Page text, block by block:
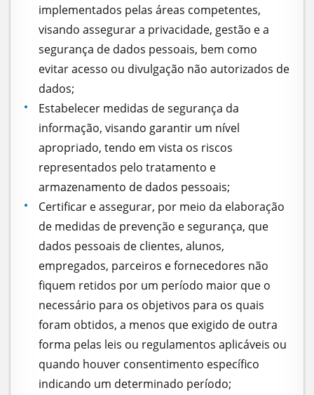
implementados pelas áreas competentes,
visando assegurar a privacidade, gestão e a
segurança de dados pessoais, bem como
evitar acesso ou divulgação não autorizados de
dados;
Estabelecer medidas de segurança da
informação, visando garantir um nível
apropriado, tendo em vista os riscos
representados pelo tratamento e
armazenamento de dados pessoais;
Certificar e assegurar, por meio da elaboração
de medidas de prevenção e segurança, que
dados pessoais de clientes, alunos,
empregados, parceiros e fornecedores não
fiquem retidos por um período maior que o
necessário para os objetivos para os quais
foram obtidos, a menos que exigido de outra
forma pelas leis ou regulamentos aplicáveis ou
quando houver consentimento específico
indicando um determinado período;